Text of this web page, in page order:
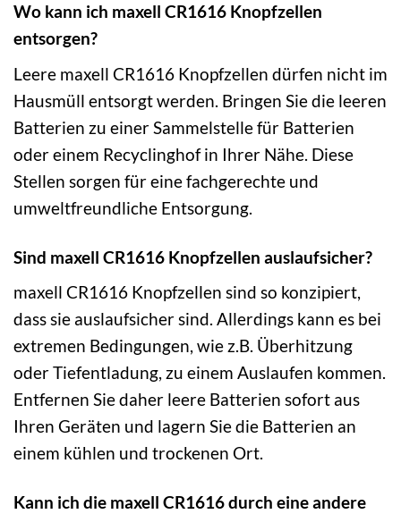
Wo kann ich maxell CR1616 Knopfzellen
entsorgen?
Leere maxell CR1616 Knopfzellen dürfen nicht im
Hausmüll entsorgt werden. Bringen Sie die leeren
Batterien zu einer Sammelstelle für Batterien
oder einem Recyclinghof in Ihrer Nähe. Diese
Stellen sorgen für eine fachgerechte und
umweltfreundliche Entsorgung.
Sind maxell CR1616 Knopfzellen auslaufsicher?
maxell CR1616 Knopfzellen sind so konzipiert,
dass sie auslaufsicher sind. Allerdings kann es bei
extremen Bedingungen, wie z.B. Überhitzung
oder Tiefentladung, zu einem Auslaufen kommen.
Entfernen Sie daher leere Batterien sofort aus
Ihren Geräten und lagern Sie die Batterien an
einem kühlen und trockenen Ort.
Kann ich die maxell CR1616 durch eine andere